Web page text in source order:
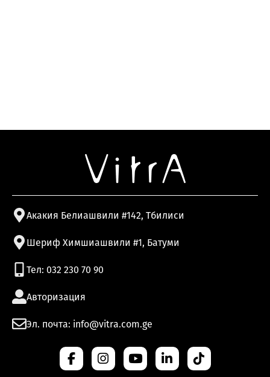
Акакия Белиашвили #142, Тбилиси
Шериф Химшиашвили #1, Батуми
Тел: 032 230 70 90
Авторизация
Эл. почта: info@vitra.com.ge